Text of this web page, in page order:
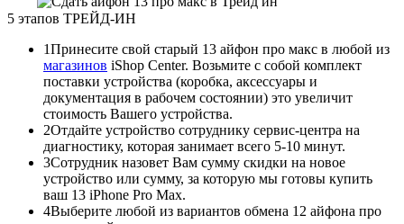
5 этапов ТРЕЙД-ИН
1Принесите свой старый 13 айфон про макс в любой из
магазинов iShop Center. Возьмите с собой комплект
поставки устройства (коробка, аксессуары и
документация в рабочем состоянии) это увеличит
стоимость Вашего устройства.
2Отдайте устройство сотруднику сервис-центра на
диагностику, которая занимает всего 5-10 минут.
3Сотрудник назовет Вам сумму скидки на новое
устройство или сумму, за которую мы готовы купить
ваш 13 iPhone Pro Max.
4Выберите любой из вариантов обмена 12 айфона про